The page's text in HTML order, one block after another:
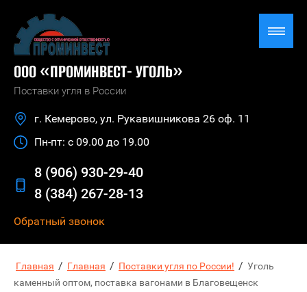
ООО «ПРОМИНВЕСТ- УГОЛЬ»
Поставки угля в России
г. Кемерово, ул. Рукавишникова 26 оф. 11
Пн-пт: с 09.00 до 19.00
8 (906) 930-29-40
8 (384) 267-28-13
Обратный звонок
Главная / Главная / Поставки угля по России! / Уголь
каменный оптом, поставка вагонами в Благовещенск